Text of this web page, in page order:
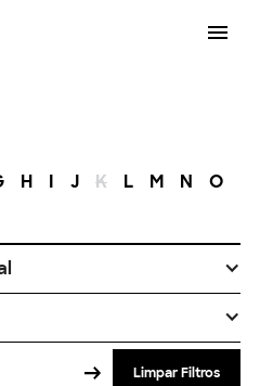
H I J K L M N O
Limpar Filtros